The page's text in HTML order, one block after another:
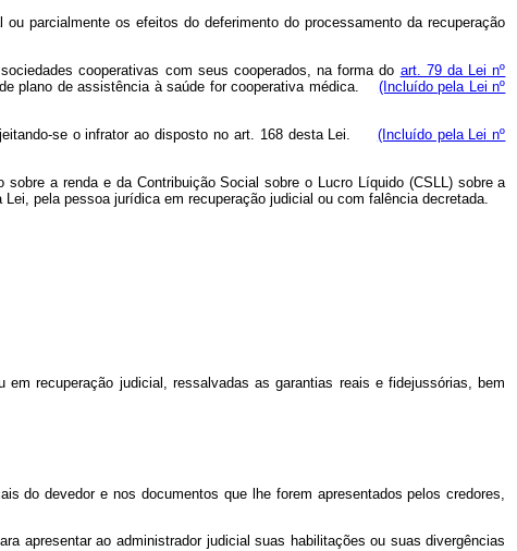
ou parcialmente os efeitos do deferimento do processamento da recuperação
cooperativas com seus cooperados, na forma do art. 79 da Lei nº
plano de assistência à saúde for cooperativa médica.
(Incluído pela Lei nº
se o infrator ao disposto no art. 168 desta Lei. (Incluído pela Lei nº
sobre a renda e da Contribuição Social sobre o Lucro Líquido (CSLL) sobre a
pela pessoa jurídica em recuperação judicial ou com falência decretada.
recuperação judicial, ressalvadas as garantias reais e fidejussórias, bem
do devedor e nos documentos que lhe forem apresentados pelos credores,
apresentar ao administrador judicial suas habilitações ou suas divergências